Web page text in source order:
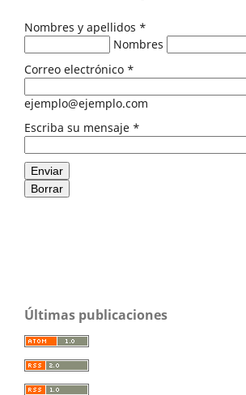
Nombres y apellidos *
Nombres
Correo electrónico *
ejemplo@ejemplo.com
Escriba su mensaje *
Enviar
Borrar
Últimas publicaciones